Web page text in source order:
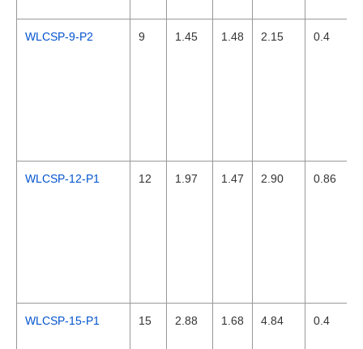
WLCSP-9-P2 9 1.45 1.48 2.15 0.4
WLCSP-12-P1 12 1.97 1.47 2.90 0.86
WLCSP-15-P1 15 2.88 1.68 4.84 0.4